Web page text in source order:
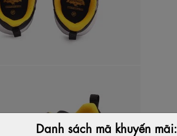
Danh sách mã khuyến mãi: